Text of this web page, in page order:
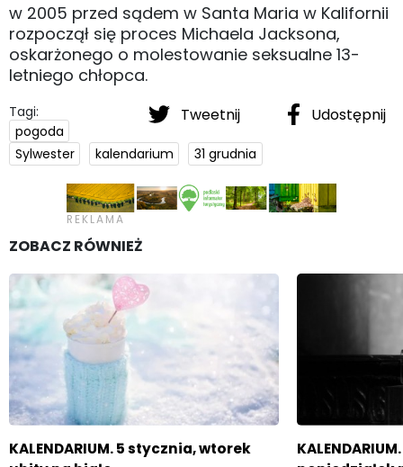
w 2005 przed sądem w Santa Maria w Kalifornii
rozpoczął się proces Michaela Jacksona,
oskarżonego o molestowanie seksualne 13-
letniego chłopca.
Tweetnij Udostępnij
Tagi:
pogoda
Sylwester
kalendarium 31 grudnia
ZOBACZ RÓWNIEŻ
KALENDARIUM. 5 stycznia, wtorek